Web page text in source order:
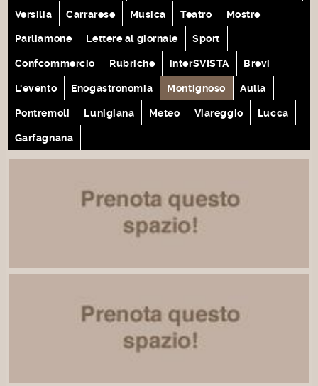
Versilia Carrarese Musica Teatro Mostre
Parliamone Lettere al giornale Sport
Confcommercio Rubriche interSVISTA Brevi
L'evento Enogastronomia Montignoso Aulla
Pontremoli Lunigiana Meteo Viareggio Lucca
Garfagnana